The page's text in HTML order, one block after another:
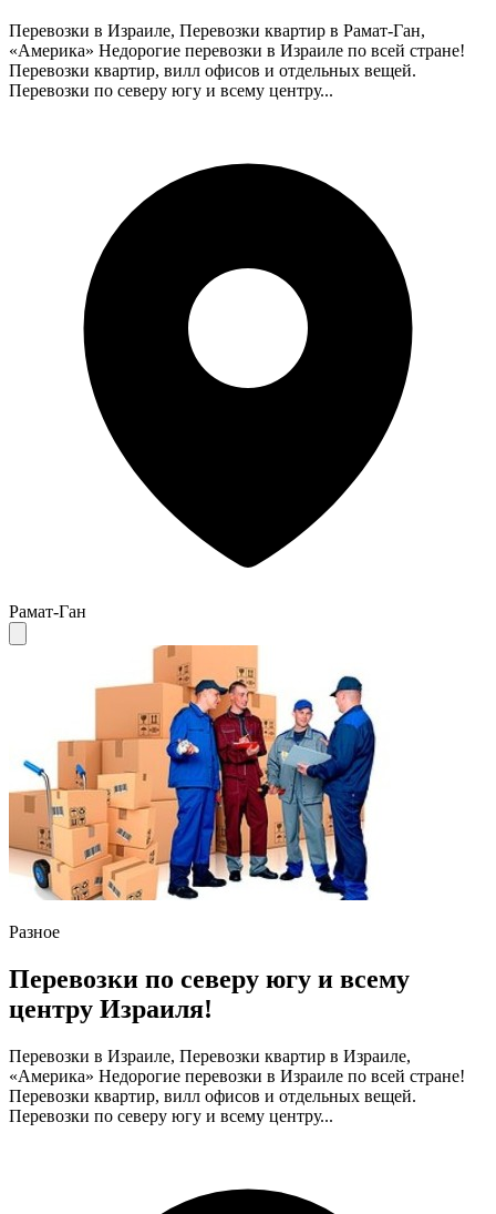
Перевозки в Израиле, Перевозки квартир в Рамат-Ган,
«Америка» Недорогие перевозки в Израиле по всей стране!
Перевозки квартир, вилл офисов и отдельных вещей.
Перевозки по северу югу и всему центру...
Рамат-Ган
Разное
Перевозки по северу югу и всему
центру Израиля!
Перевозки в Израиле, Перевозки квартир в Израиле,
«Америка» Недорогие перевозки в Израиле по всей стране!
Перевозки квартир, вилл офисов и отдельных вещей.
Перевозки по северу югу и всему центру...